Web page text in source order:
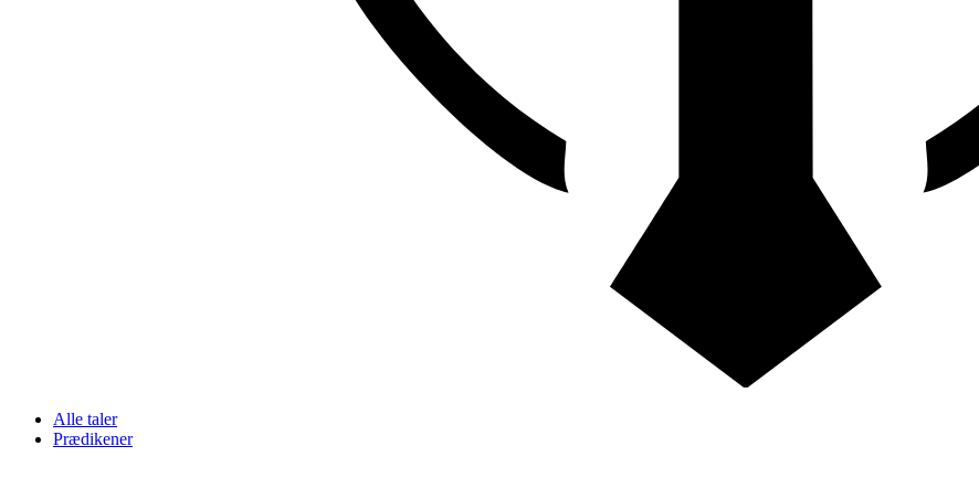
Alle taler
Prædikener